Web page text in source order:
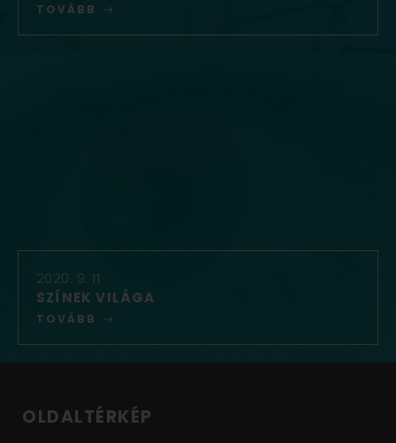
TOVÁBB
2020. 9. 11.
SZÍNEK VILÁGA
TOVÁBB
OLDALTÉRKÉP